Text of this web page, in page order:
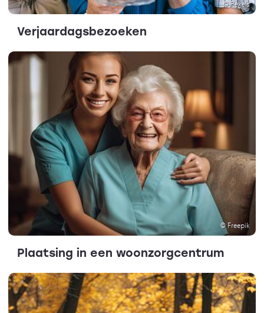
© Pexels
Verjaardagsbezoeken
© Freepik
Plaatsing in een woonzorgcentrum